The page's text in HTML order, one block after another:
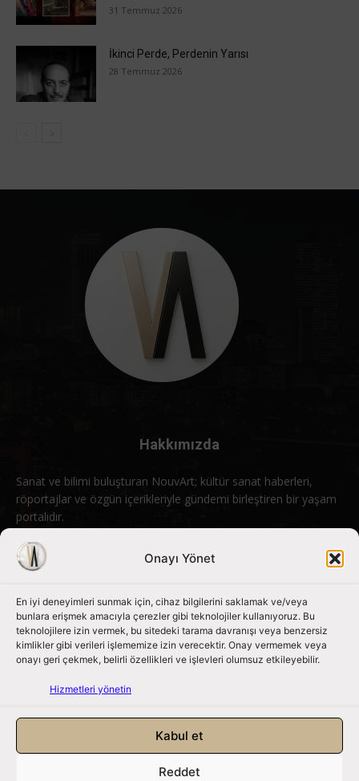
Onayı Yönet
En iyi deneyimleri sunmak için, cihaz bilgilerini saklamak ve/veya
bunlara erişmek amacıyla çerezler gibi teknolojiler kullanıyoruz. Bu
teknolojilere izin vermek, bu sitedeki tarama davranışı veya benzersiz
kimlikler gibi verileri işlememize izin verecektir. Onay vermemek veya
onayı geri çekmek, belirli özellikleri ve işlevleri olumsuz etkileyebilir.
Hizmetleri yönetin
Kabul et
Reddet
31 Temmuz 2026
İkinci Perde, Perdenin Yarısı
28 Temmuz 2026
Hakkımızda
Sanat ve bilimi buluşturan NouvArt; kültür sanat haberleri,
röportajlar ve özgün içerikleriyle gündemi birleştiren bir yaşam
portalıdır.
Bizimle iletişime geçin: info@nouvart.net
Bizi Takip Edin